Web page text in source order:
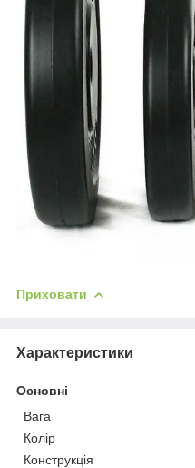
Приховати
Характеристики
Основні
Вага
Колір
Конструкція